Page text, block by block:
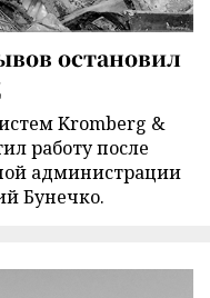
остановил
Kromberg &
работу после
администрации
Бунечко.